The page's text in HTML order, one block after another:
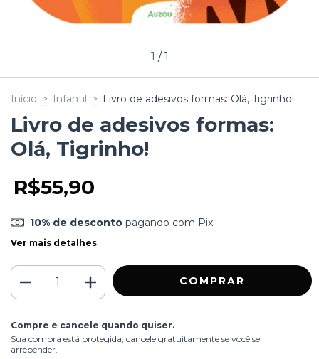
1 /1
Início > Infantil > Livro de adesivos formas: Olá, Tigrinho!
Livro de adesivos formas:
Olá, Tigrinho!
R$55,90
10% de descontopagando com Pix
Ver mais detalhes
Compre e cancele quando quiser.
Sua compra está protegida, cancele gratuitamente se você se
arrepender.